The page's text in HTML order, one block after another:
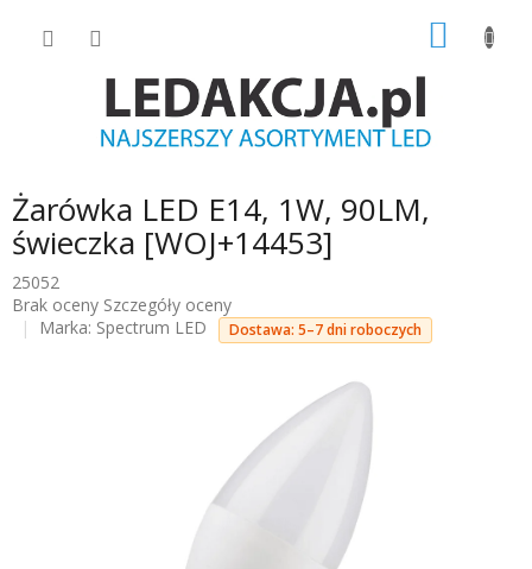
Żarówka LED E14, 1W, 90LM,
świeczka [WOJ+14453]
25052
Średnia
ocena
Brak oceny Szczegóły oceny
Marka: Spectrum LED Dostawa: 5–7 dni roboczych